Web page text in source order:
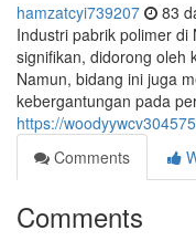
hamzatcyi739207 83
Industri pabrik polimer
signifikan, didorong oleh
Namun, bidang ini juga
kebergantungan pada
https://
Comments
Comments